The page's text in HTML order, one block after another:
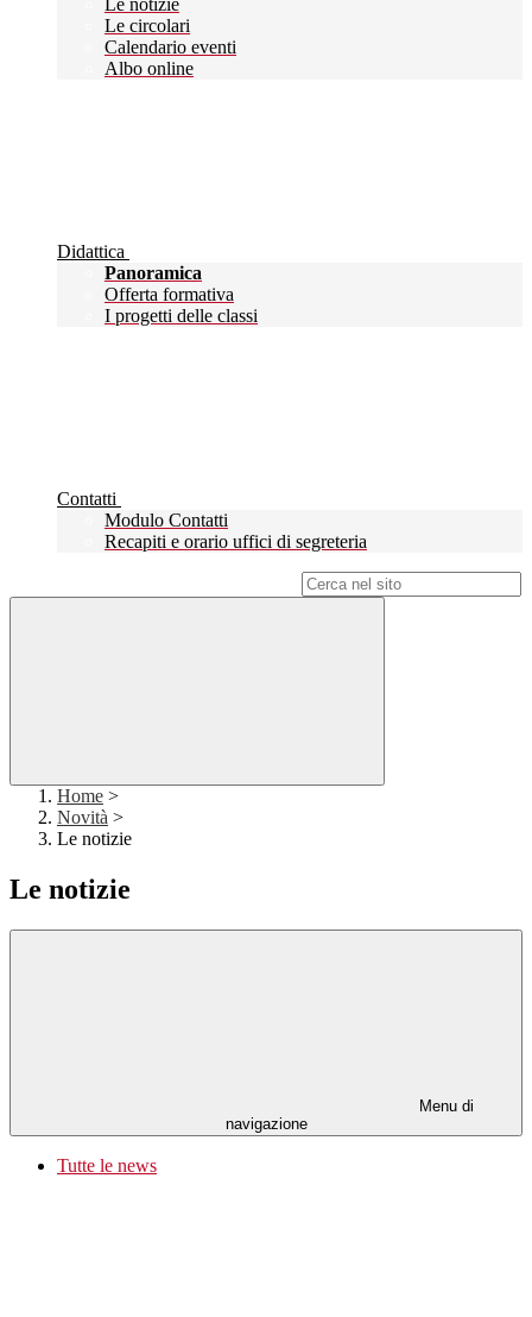
Le notizie
Le circolari
Calendario eventi
Albo online
Didattica
Panoramica
Offerta formativa
I progetti delle classi
Contatti
Modulo Contatti
Recapiti e orario uffici di segreteria
Home >
Novità >
Le notizie
Le notizie
Menu di
navigazione
Tutte le news